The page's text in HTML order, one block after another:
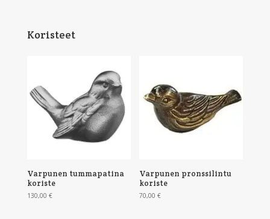
Koristeet
Varpunen tummapatina
koriste
130,00 €
Varpunen pronssilintu
koriste
70,00€